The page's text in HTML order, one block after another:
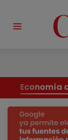
Economía